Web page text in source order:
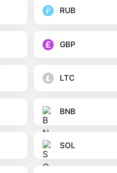
RUB
GBP
LTC
BNB
SOL